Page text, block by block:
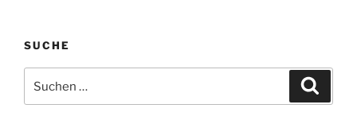
Die
Dinosaurier
sind
los
SUCHE
nach: